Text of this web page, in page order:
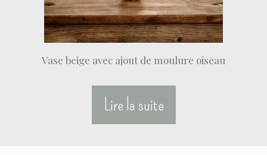
Vase beige avec ajout de moulure oiseau
Lire la suite